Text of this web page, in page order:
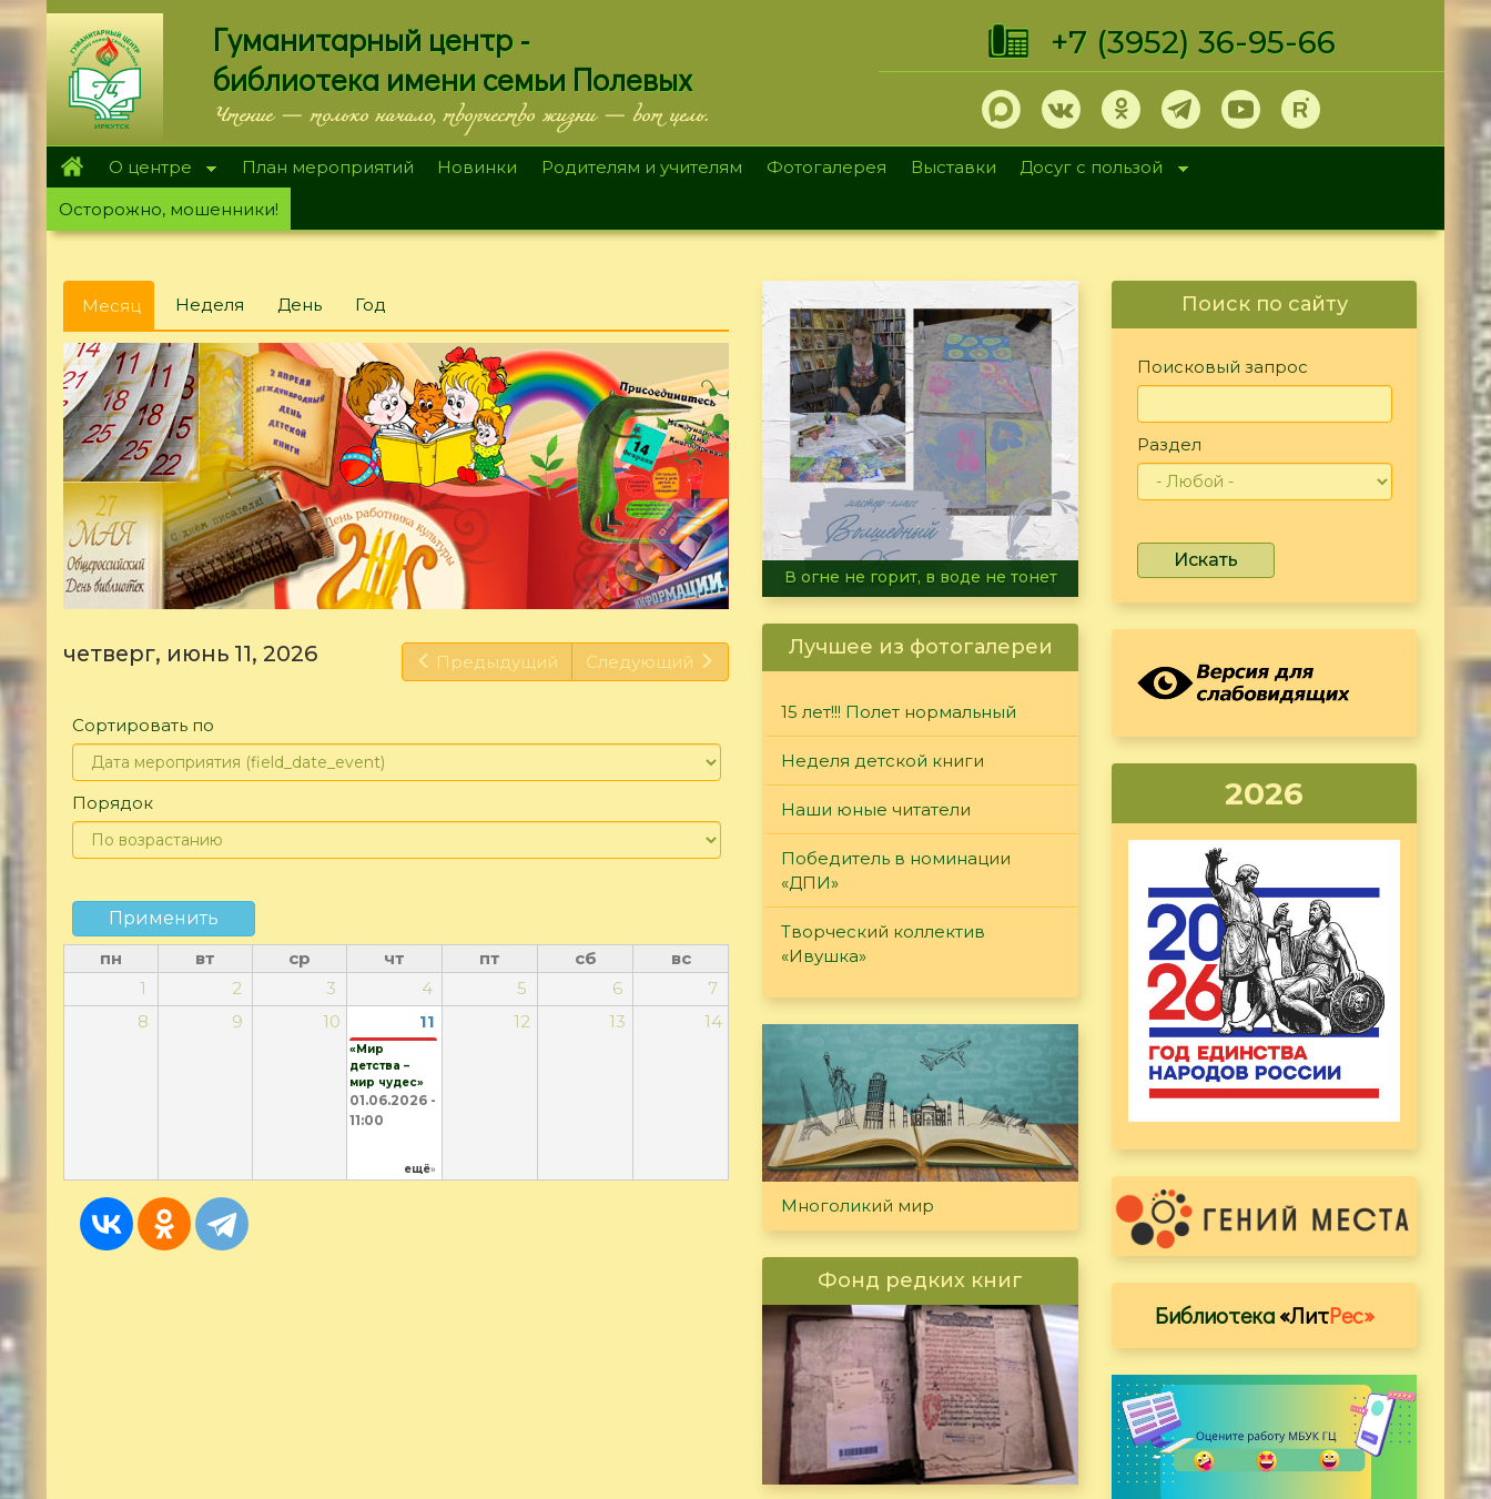
Перейти
к
основному
содержанию
Гуманитарный центр -
библиотека имени семьи Полевых
Чтение — только начало, творчество жизни — вот цель.
+7 (3952) 36-95-66
О центре План мероприятий Новинки Родителям и учителям Фотогалерея Выставки
Досуг с пользой
Осторожно, мошенники!
Главные
вкладки
Месяц (активная
вкладка)
Неделя День Год
Предыдущий Следующий
четверг, июнь 11, 2026
Сортировать по
Порядок
Применить
пн
вт ср чт пт сб
вс
1
2 3 4 5 6
7
8
9 10 11 12 13 14
«Мир
детства –
мир чудес»
01.06.2026 -
11:00
ещё»
Летние турниры Warhammer
Лучшее из фотогалереи
15 лет!!! Полет нормальный
Неделя детской книги
Наши юные читатели
Победитель в номинации
«ДПИ»
Творческий коллектив
«Ивушка»
Многоликий мир
Фонд редких книг
Поиск по сайту
Поисковый запрос
Раздел
Искать
2026
Библиотека«ЛитРес»